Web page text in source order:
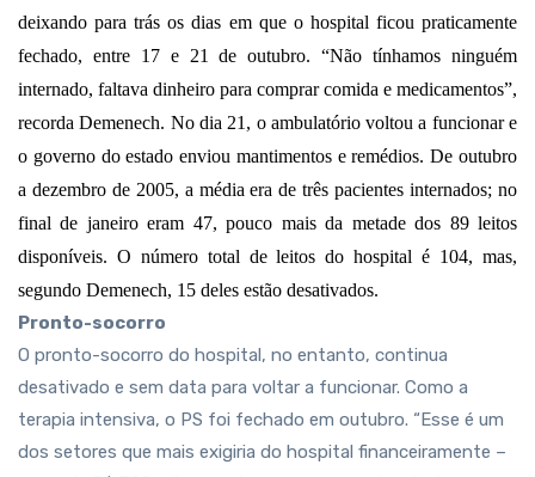
deixando para trás os dias em que o hospital ficou praticamente
fechado, entre 17 e 21 de outubro. “Não tínhamos ninguém
internado, faltava dinheiro para comprar comida e medicamentos”,
recorda Demenech. No dia 21, o ambulatório voltou a funcionar e
o governo do estado enviou mantimentos e remédios. De outubro
a dezembro de 2005, a média era de três pacientes internados; no
final de janeiro eram 47, pouco mais da metade dos 89 leitos
disponíveis. O número total de leitos do hospital é 104, mas,
segundo Demenech, 15 deles estão desativados.
Pronto-socorro
O pronto-socorro do hospital, no entanto, continua
desativado e sem data para voltar a funcionar. Como a
terapia intensiva, o PS foi fechado em outubro. “Esse é um
dos setores que mais exigiria do hospital financeiramente –